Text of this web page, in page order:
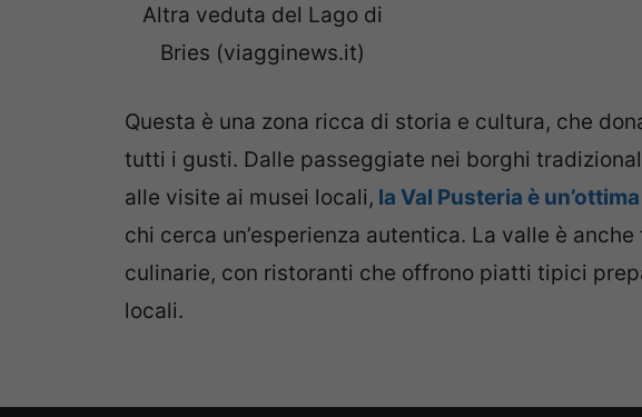
Altra veduta del Lago di
Bries (viagginews.it)
Questa è una zona ricca di storia e cultura, che
tutti i gusti. Dalle passeggiate nei borghi
alle visite ai musei locali, la Val Pusteria è
chi cerca un’esperienza autentica. La valle è
culinarie, con ristoranti che offrono piatti tipici
locali.